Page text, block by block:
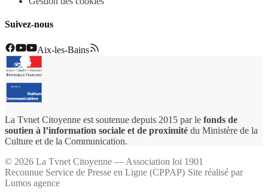
Suivez-nous
Aix-les-Bains
La Tvnet Citoyenne est soutenue depuis 2015 par le fonds de
soutien à l’information sociale et de proximité du Ministère de la
Culture et de la Communication.
© 2026 La Tvnet Citoyenne — Association loi 1901
Reconnue Service de Presse en Ligne (CPPAP)·Site réalisé par
Lumos agence